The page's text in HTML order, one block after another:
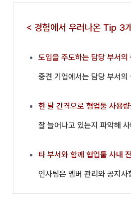
< 경험에서 우러나온 Tip 3
도입을 주도하는 담당 부서
중견 기업에서는 담당 부서
한 달 간격으로 협업툴 사용
잘 늘어나고 있는지 파악해
타 부서와 함께 협업툴 사내
인사팀은 멤버 관리와 공지